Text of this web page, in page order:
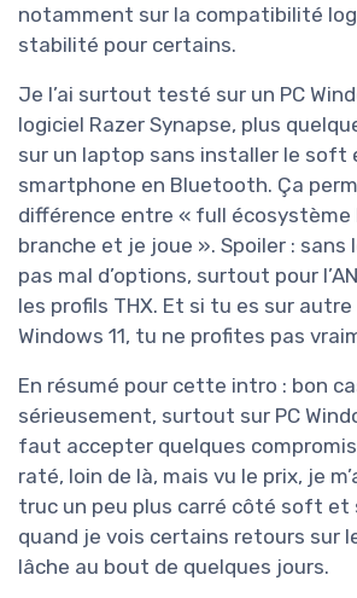
notamment sur la compatibilité
stabilité pour certains.
Je l’ai surtout testé sur un PC
logiciel Razer Synapse, plus
sur un laptop sans installer le soft
smartphone en Bluetooth. Ça
différence entre « full écosystème
branche et je joue ». Spoiler : sans
pas mal d’options, surtout pour
les profils THX. Et si tu es sur
Windows 11, tu ne profites pas
En résumé pour cette intro : bon
sérieusement, surtout sur PC
faut accepter quelques
raté, loin de là, mais vu le prix, je
truc un peu plus carré côté soft
quand je vois certains retours sur
lâche au bout de quelques jours.